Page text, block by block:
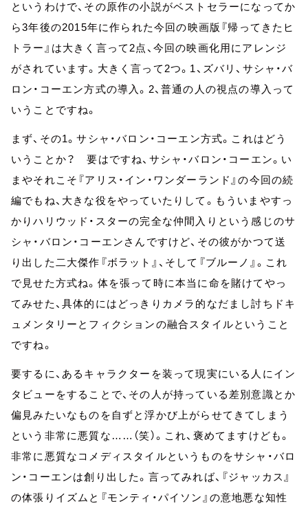
というわけで、その原作の小説がベストセラーになってか
ら3年後の2015年に作られた今回の映画版『帰ってきたヒ
トラー』は大きく言って2点、今回の映画化用にアレンジ
がされています。大きく言って2つ。1、ズバリ、サシャ・バ
ロン・コーエン方式の導入。2、普通の人の視点の導入って
いうことですね。
まず、その1。サシャ・バロン・コーエン方式。これはどう
いうことか？ 要はですね、サシャ・バロン・コーエン。い
まやそれこそ『アリス・イン・ワンダーランド』の今回の続
編でもね、大きな役をやっていたりして。もういまやすっ
かりハリウッド・スターの完全な仲間入りという感じのサ
シャ・バロン・コーエンさんですけど、その彼がかつて送
り出した二大傑作『ボラット』、そして『ブルーノ』。これ
で見せた方式ね。体を張って時に本当に命を賭けてやっ
てみせた、具体的にはどっきりカメラ的なだまし討ちドキ
ュメンタリーとフィクションの融合スタイルということ
ですね。
要するに、あるキャラクターを装って現実にいる人にイン
タビューをすることで、その人が持っている差別意識とか
偏見みたいなものを自ずと浮かび上がらせてきてしまう
という非常に悪質な……（笑）。これ、褒めてますけども。
非常に悪質なコメディスタイルというものをサシャ・バロ
ン・コーエンは創り出した。言ってみれば、『ジャッカス』
の体張りイズムと『モンティ・パイソン』の意地悪な知性